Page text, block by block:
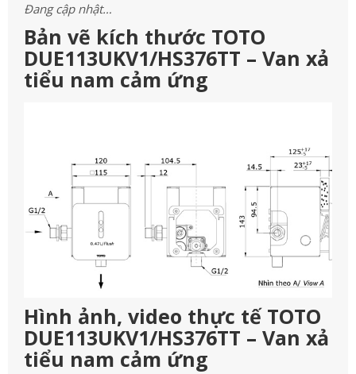
Đang cập nhật…
Bản vẽ kích thước TOTO
DUE113UKV1/HS376TT – Van xả
tiểu nam cảm ứng
Hình ảnh, video thực tế TOTO
DUE113UKV1/HS376TT – Van xả
tiểu nam cảm ứng